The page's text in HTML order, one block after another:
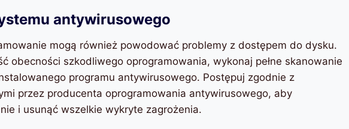
antywirusowego
mogą również powodować problemy z dostępem do dysku.
obecności szkodliwego oprogramowania, wykonaj pełne skanowanie
programu antywirusowego. Postępuj zgodnie z
przez producenta oprogramowania antywirusowego, aby
i usunąć wszelkie wykryte zagrożenia.